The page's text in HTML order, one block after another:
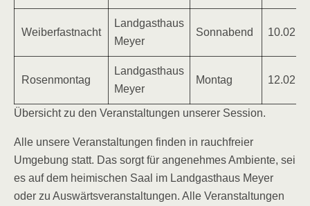
Weiberfastnacht
Landgasthaus
Meyer
Sonnabend
Rosenmontag
Landgasthaus
Meyer
Montag
Übersicht zu den Veranstaltungen unserer Session.
Alle unsere Veranstaltungen finden in rauchfreier
Umgebung statt. Das sorgt für angenehmes Ambiente, sei
es auf dem heimischen Saal im Landgasthaus Meyer
oder zu Auswärtsveranstaltungen. Alle Veranstaltungen